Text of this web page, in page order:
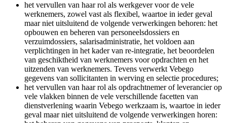
het vervullen van haar rol als werkgever voor de vele
werknemers, zowel vast als flexibel, waartoe in ieder geval
maar niet uitsluitend de volgende verwerkingen behoren: het
opbouwen en beheren van personeelsdossiers en
verzuimdossiers, salarisadministratie, het voldoen aan
verplichtingen in het kader van re-integratie, het beoordelen
van geschiktheid van werknemers voor opdrachten en het
uitzenden van werknemers. Tevens verwerkt Vebego
gegevens van sollicitanten in werving en selectie procedures;
het vervullen van haar rol als opdrachtnemer of leverancier op
vele vlakken binnen de vele verschillende facetten van
dienstverlening waarin Vebego werkzaam is, waartoe in ieder
geval maar niet uitsluitend de volgende verwerkingen horen: